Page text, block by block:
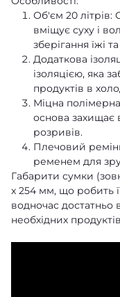
Об'єм 20 літрів:
вміщує суху і
зберігання їжі
Додаткова
ізоляцією, яка
продуктів в
Міцна
основа захищає
розривів.
Плечовий
ременем для
Габарити сумки
x 254 мм, що робить
водночас достатньо
необхідних